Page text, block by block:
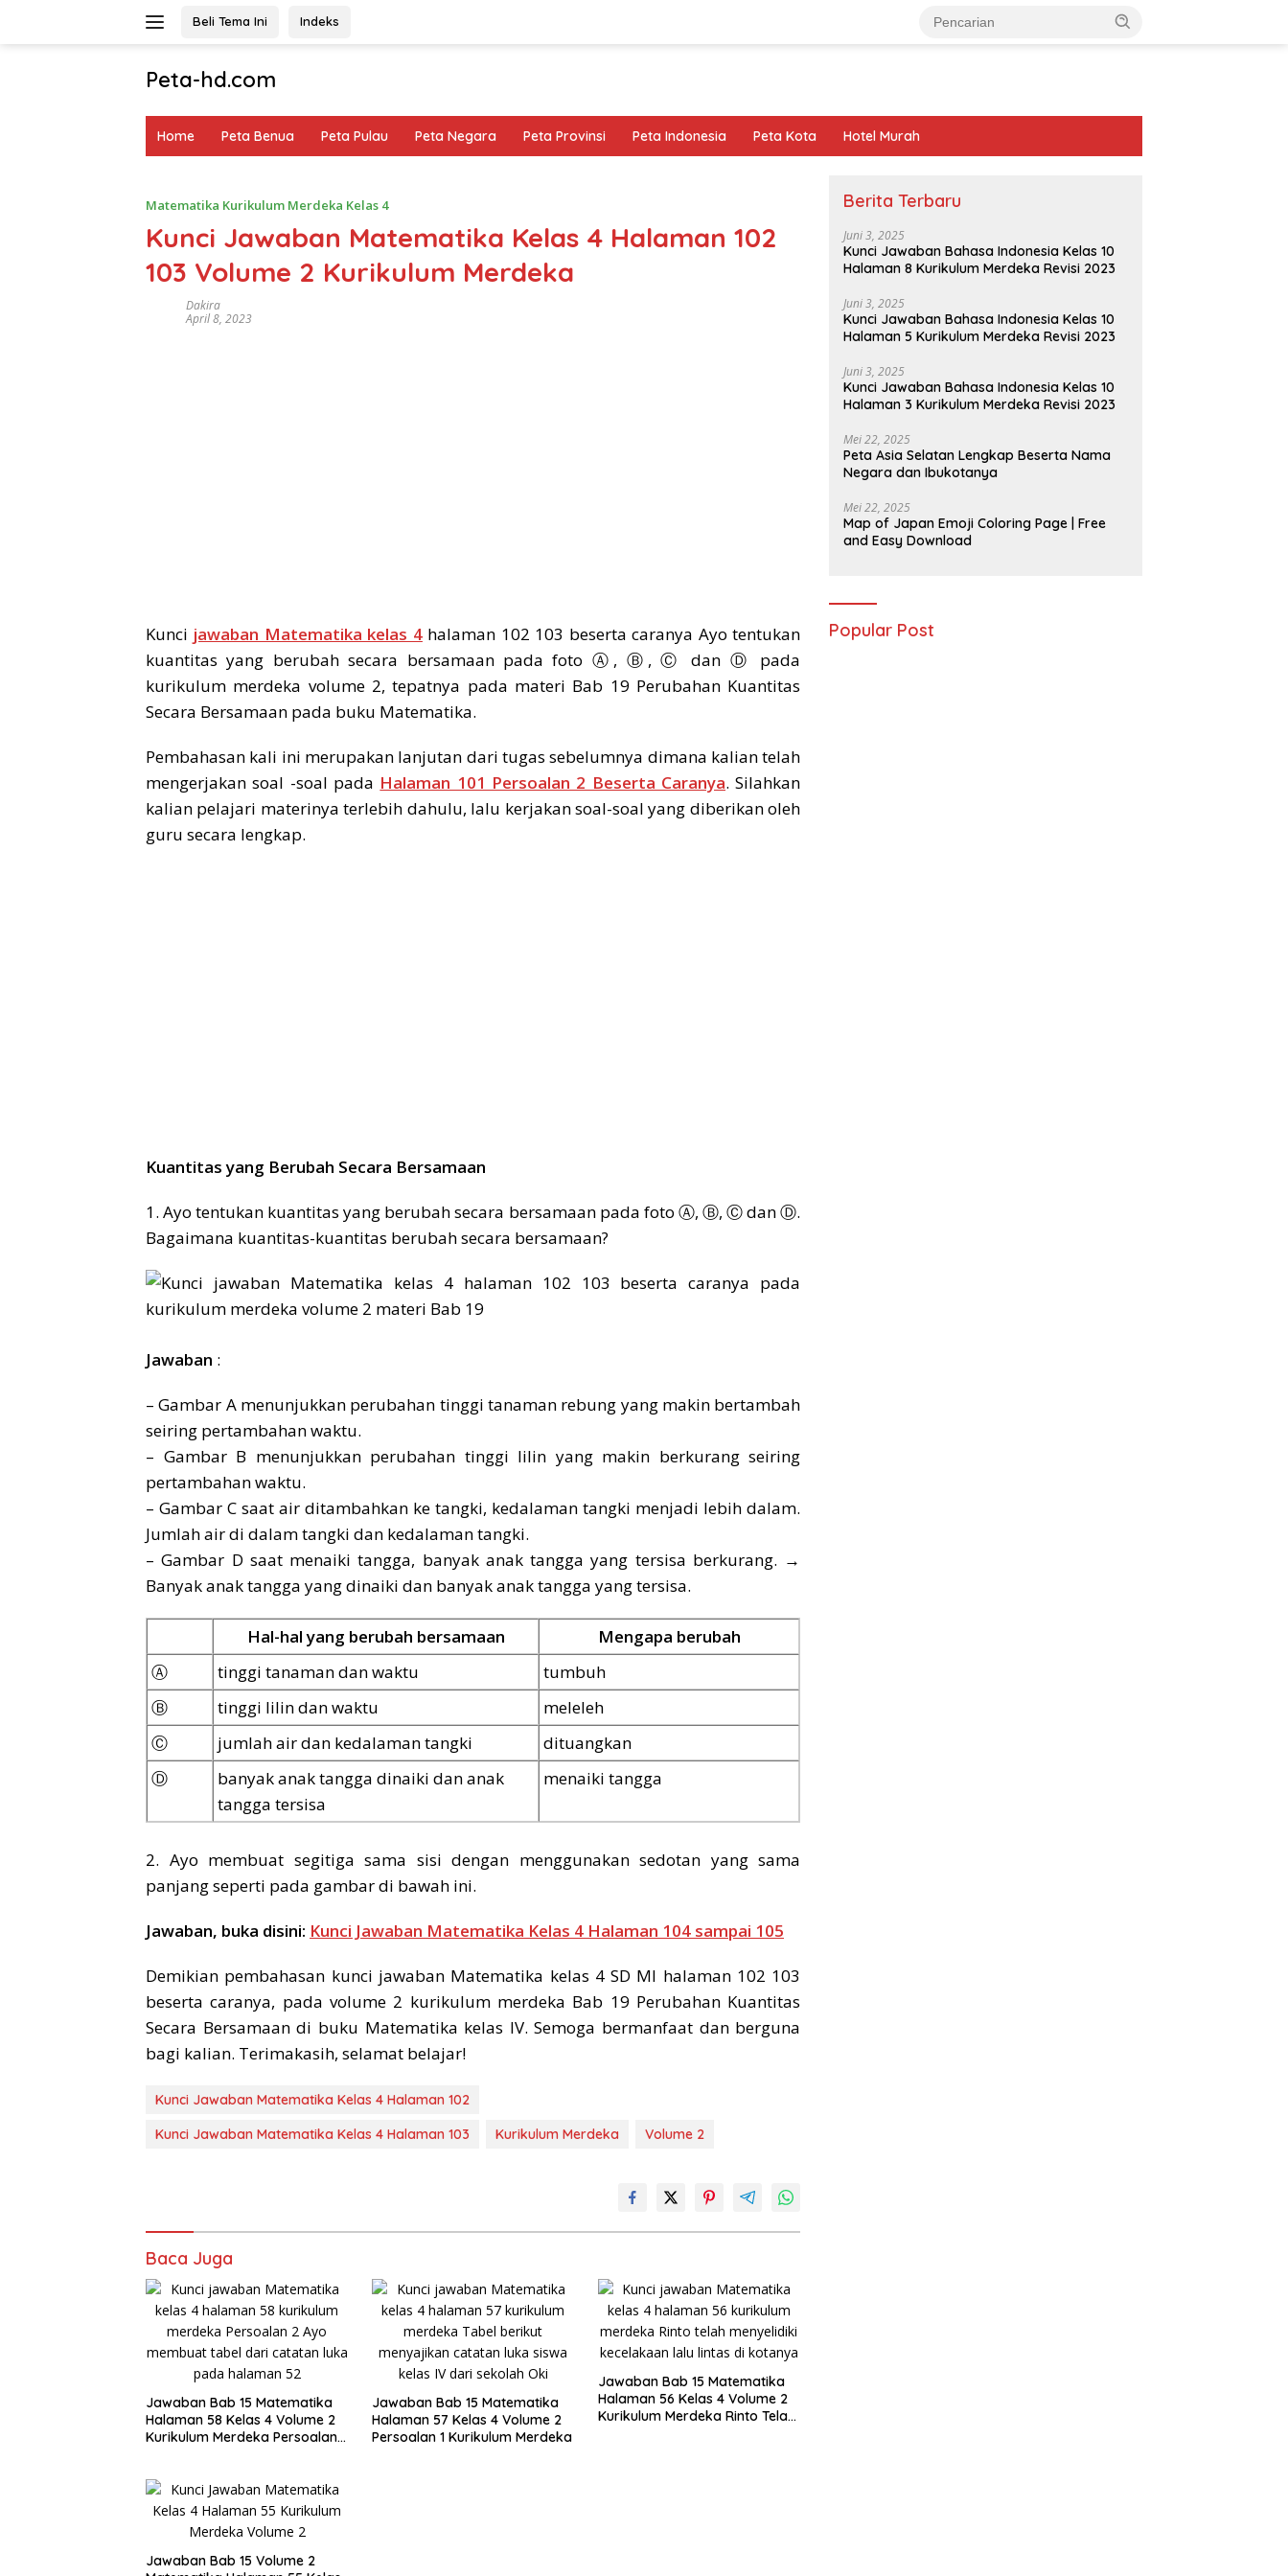
Beli Tema Ini Indeks
Peta-hd.com
Gambar
Home Peta Benua Peta Pulau Peta Negara Peta Provinsi Peta Indonesia Peta Kota Hotel Murah
Matematika Kurikulum Merdeka Kelas 4
Kunci Jawaban Matematika Kelas 4 Halaman 102
103 Volume 2 Kurikulum Merdeka
Dakira
April 8, 2023
Kunci jawaban Matematika kelas 4halaman 102 103 beserta caranya Ayo tentukan
kuantitas yang berubah secara bersamaan pada foto Ⓐ, Ⓑ, Ⓒ dan Ⓓ pada
kurikulum merdeka volume 2, tepatnya pada materi Bab 19 Perubahan Kuantitas
Secara Bersamaan pada buku Matematika.
Pembahasan kali ini merupakan lanjutan dari tugas sebelumnya dimana kalian telah
mengerjakan soal -soal pada Halaman 101 Persoalan 2 Beserta Caranya. Silahkan
kalian pelajari materinya terlebih dahulu, lalu kerjakan soal-soal yang diberikan oleh
guru secara lengkap.
Kuantitas yang Berubah Secara Bersamaan
1. Ayo tentukan kuantitas yang berubah secara bersamaan pada foto Ⓐ, Ⓑ, Ⓒ dan Ⓓ.
Bagaimana kuantitas-kuantitas berubah secara bersamaan?
Jawaban :
– Gambar A menunjukkan perubahan tinggi tanaman rebung yang makin bertambah
seiring pertambahan waktu.
– Gambar B menunjukkan perubahan tinggi lilin yang makin berkurang seiring
pertambahan waktu.
– Gambar C saat air ditambahkan ke tangki, kedalaman tangki menjadi lebih dalam.
Jumlah air di dalam tangki dan kedalaman tangki.
– Gambar D saat menaiki tangga, banyak anak tangga yang tersisa berkurang. →
Banyak anak tangga yang dinaiki dan banyak anak tangga yang tersisa.
Hal-hal yang berubah bersamaan
Mengapa berubah
Ⓐ
tinggi tanaman dan waktu
tumbuh
Ⓑ
tinggi lilin dan waktu
meleleh
Ⓒ
jumlah air dan kedalaman tangki
dituangkan
Ⓓ
banyak anak tangga dinaiki dan anak
tangga tersisa
menaiki tangga
2. Ayo membuat segitiga sama sisi dengan menggunakan sedotan yang sama
panjang seperti pada gambar di bawah ini.
Jawaban, buka disini: Kunci Jawaban Matematika Kelas 4 Halaman 104 sampai 105
Demikian pembahasan kunci jawaban Matematika kelas 4 SD MI halaman 102 103
beserta caranya, pada volume 2 kurikulum merdeka Bab 19 Perubahan Kuantitas
Secara Bersamaan di buku Matematika kelas IV. Semoga bermanfaat dan berguna
bagi kalian. Terimakasih, selamat belajar!
Kunci Jawaban Matematika Kelas 4 Halaman 102
Kunci Jawaban Matematika Kelas 4 Halaman 103
Kurikulum Merdeka Volume 2
Baca Juga
Jawaban Bab 15 Matematika
Halaman 58 Kelas 4 Volume 2
Kurikulum Merdeka Persoalan
Jawaban Bab 15 Matematika
Halaman 57 Kelas 4 Volume 2
Persoalan 1 Kurikulum Merdeka
Jawaban Bab 15 Matematika
Halaman 56 Kelas 4 Volume 2
Kurikulum Merdeka Rinto Telah
Jawaban Bab 15 Volume 2
Berita Terbaru
Juni 3, 2025
Kunci Jawaban Bahasa Indonesia Kelas 10
Halaman 8 Kurikulum Merdeka Revisi 2023
Juni 3, 2025
Kunci Jawaban Bahasa Indonesia Kelas 10
Halaman 5 Kurikulum Merdeka Revisi 2023
Juni 3, 2025
Kunci Jawaban Bahasa Indonesia Kelas 10
Halaman 3 Kurikulum Merdeka Revisi 2023
Mei 22, 2025
Peta Asia Selatan Lengkap Beserta Nama
Negara dan Ibukotanya
Mei 22, 2025
Map of Japan Emoji Coloring Page | Free
and Easy Download
Popular Post